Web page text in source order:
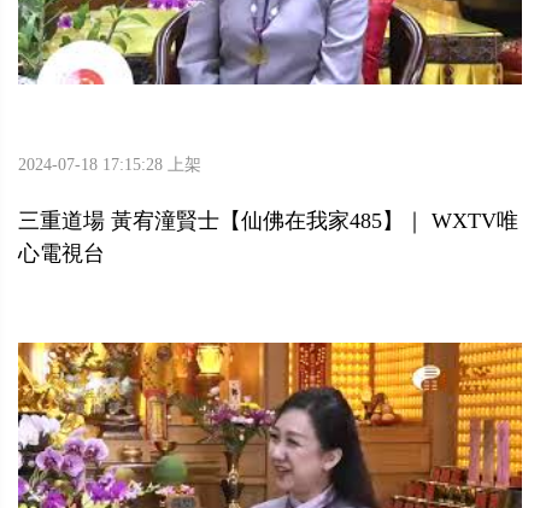
2024-07-18 17:15:28 上架
三重道場 黃宥潼賢士【仙佛在我家485】｜ WXTV唯
心電視台